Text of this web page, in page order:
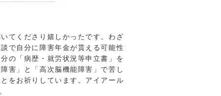
てくださり嬉しかったです。わざ
で自分に障害年金が貰える可能性
の「病歴・就労状況等申立書」を
害」と「高次脳機能障害」で苦し
をお祈りしています。アイアール